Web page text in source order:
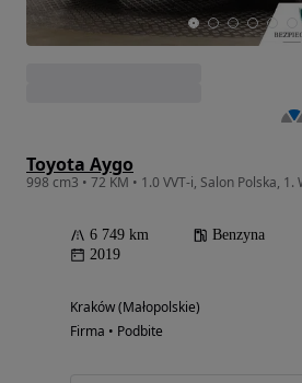
Toyota Aygo
6 749 km Benzyna
2019
Kraków (Małopolskie)
Firma • Podbite